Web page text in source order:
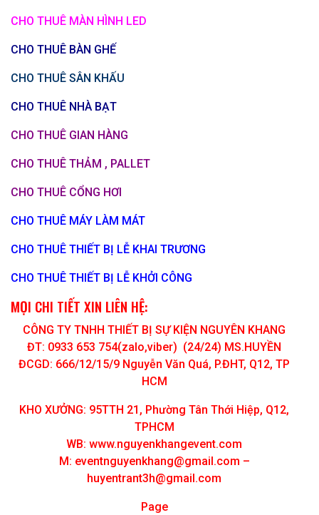
CHO THUÊ MÀN HÌNH LED
CHO THUÊ BÀN GHẾ
CHO THUÊ SÂN KHẤU
CHO THUÊ NHÀ BẠT
CHO THUÊ GIAN HÀNG
CHO THUÊ THẢM , PALLET
CHO THUÊ CỔNG HƠI
CHO THUÊ MÁY LÀM MÁT
CHO THUÊ THIẾT BỊ LỄ KHAI TRƯƠNG
CHO THUÊ THIẾT BỊ LỄ KHỞI CÔNG
MỌI CHI TIẾT XIN LIÊN HỆ:
CÔNG TY TNHH THIẾT BỊ SỰ KIỆN NGUYÊN KHANG
ĐT: 0933 653 754(zalo,viber) (24/24) MS.HUYỀN
ĐCGD: 666/12/15/9 Nguyễn Văn Quá, P.ĐHT, Q12, TP
HCM
KHO XƯỞNG: 95TTH 21, Phường Tân Thới Hiệp, Q12,
TPHCM
WB: www.nguyenkhangevent.com
M: eventnguyenkhang@gmail.com –
huyentrant3h@gmail.com
Page